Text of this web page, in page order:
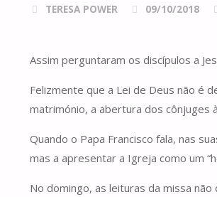
TERESA POWER 09/10/2018
Assim perguntaram os discípulos a
Felizmente que a Lei de Deus não é
matrimónio, a abertura dos cônjuges
Quando o Papa Francisco fala, nas
mas a apresentar a Igreja como um
No domingo, as leituras da missa